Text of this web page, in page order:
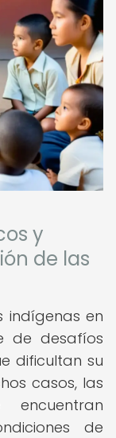
y
de las
indígenas en
de desafíos
dificultan su
casos, las
encuentran
de